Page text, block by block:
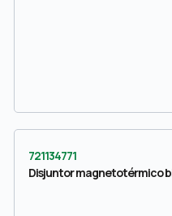
721134771
Disjuntor magnetotérmico